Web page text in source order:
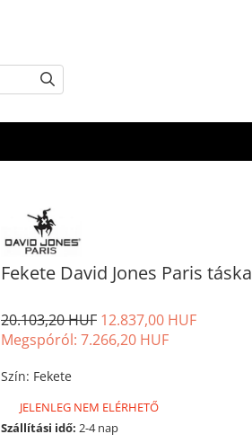
Fekete David Jones Paris
20.103,20 HUF 12.837,00 HUF
Megspóról: 7.266,20 HUF
Szín: Fekete
JELENLEG NEM ELÉRHETŐ
Szállítási idő: 2-4 nap